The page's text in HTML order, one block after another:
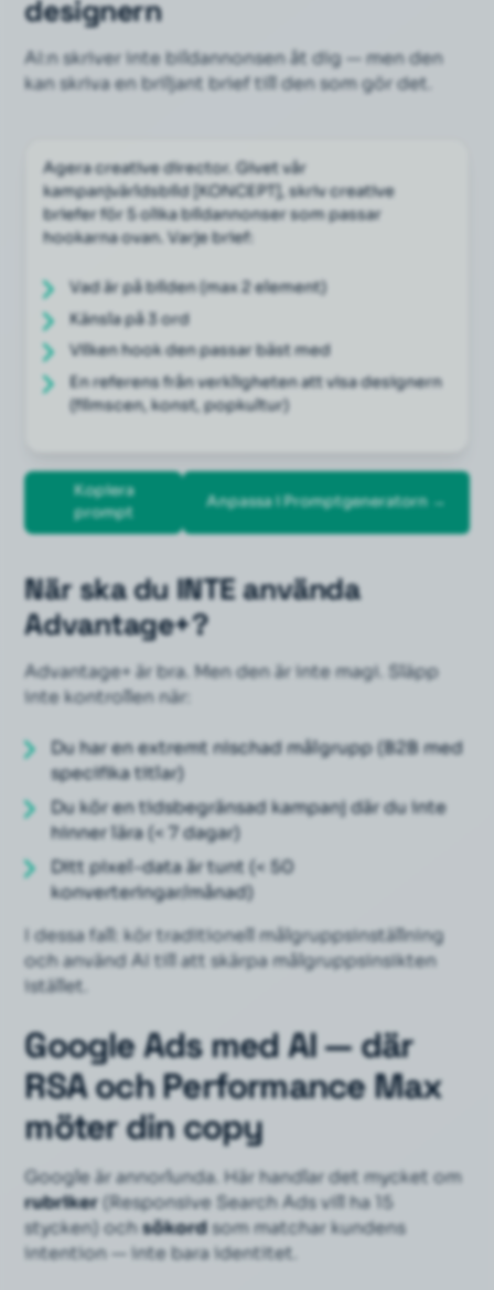
designern
AI:n skriver inte bildannonsen åt dig — men den
kan skriva en briljant brief till den som gör det.
Agera creative director. Givet vår
kampanjvärldsbild [KONCEPT], skriv creative
briefer för 5 olika bildannonser som passar
hookarna ovan. Varje brief:
Vad är på bilden (max 2 element)
Känsla på 3 ord
Vilken hook den passar bäst med
En referens från verkligheten att visa designern
(filmscen, konst, popkultur)
Kopiera
prompt
Anpassa i Promptgeneratorn →
När ska du INTE använda
Advantage+?
Advantage+ är bra. Men den är inte magi. Släpp
inte kontrollen när:
Du har en extremt nischad målgrupp (B2B med
specifika titlar)
Du kör en tidsbegränsad kampanj där du inte
hinner lära (< 7 dagar)
Ditt pixel-data är tunt (< 50
konverteringar/månad)
I dessa fall: kör traditionell målgruppsinställning
och använd AI till att skärpa målgruppsinsikten
istället.
Google Ads med AI — där
RSA och Performance Max
möter din copy
Google är annorlunda. Här handlar det mycket om
rubriker (Responsive Search Ads vill ha 15
stycken) ochsökordsom matchar kundens
intention — inte bara identitet.